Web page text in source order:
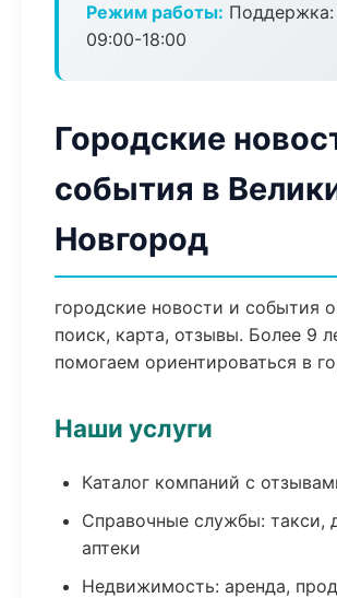
Режим работы:
09:00-18:00
Городские
события в
Новгород
городские новости и события
поиск, карта, отзывы. Более 9
помогаем ориентироваться в
Наши услуги
Каталог компаний с
Справочные службы: такси,
аптеки
Недвижимость: аренда,